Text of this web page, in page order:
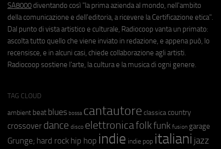
SA8000 diventando così "la prima azienda al mondo, nell'ambito
della comunicazione e dell'editoria, a ricevere la Certificazione etica".
Dal punto di vista artistico e culturale, Radiocoop vanta un primato:
ascolta tutto quello che viene inviato in redazione, e appena può, lo
recensisce, e in alcuni casi, chiede collaborazione agli artisti.
Radiocoop sostiene l'arte, la cultura e la musica di ogni genere.
TAG CLOUD
ambient beat blues bossa cantautore classica country
crossover dance disco elettronicafolkfunk fusion garage
Grunge; hard rock hip hop indie indie pop italiani jazz